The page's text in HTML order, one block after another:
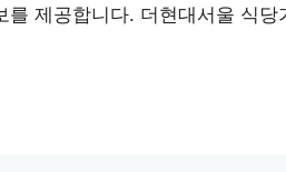
를 제공합니다. 더현대서울 식